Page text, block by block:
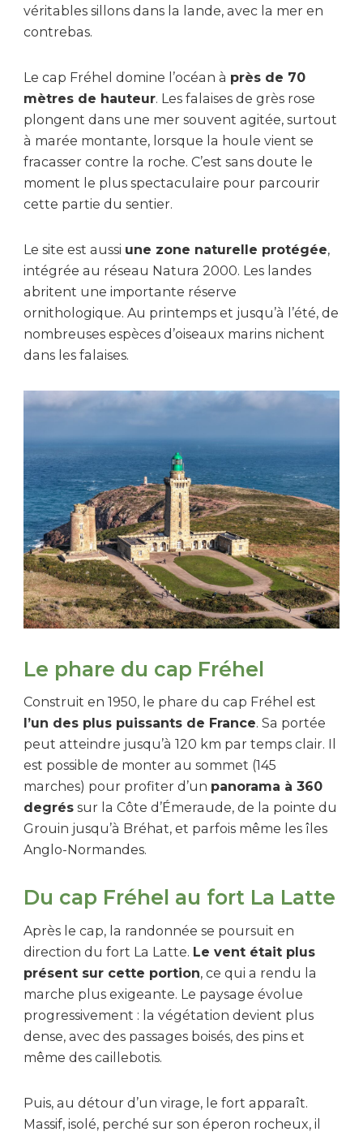
véritables sillons dans la lande, avec la mer en
contrebas.
Le cap Fréhel domine l’océan à près de 70
mètres de hauteur. Les falaises de grès rose
plongent dans une mer souvent agitée, surtout
à marée montante, lorsque la houle vient se
fracasser contre la roche. C’est sans doute le
moment le plus spectaculaire pour parcourir
cette partie du sentier.
Le site est aussi une zone naturelle protégée,
intégrée au réseau Natura 2000. Les landes
abritent une importante réserve
ornithologique. Au printemps et jusqu’à l’été, de
nombreuses espèces d’oiseaux marins nichent
dans les falaises.
Le phare du cap Fréhel
Construit en 1950, le phare du cap Fréhel est
l’un des plus puissants de France. Sa portée
peut atteindre jusqu’à 120 km par temps clair. Il
est possible de monter au sommet (145
marches) pour profiter d’un panorama à 360
degrés sur la Côte d’Émeraude, de la pointe du
Grouin jusqu’à Bréhat, et parfois même les îles
Anglo-Normandes.
Du cap Fréhel au fort La Latte
Après le cap, la randonnée se poursuit en
direction du fort La Latte. Le vent était plus
présent sur cette portion, ce qui a rendu la
marche plus exigeante. Le paysage évolue
progressivement : la végétation devient plus
dense, avec des passages boisés, des pins et
même des caillebotis.
Puis, au détour d’un virage, le fort apparaît.
Massif, isolé, perché sur son éperon rocheux, il